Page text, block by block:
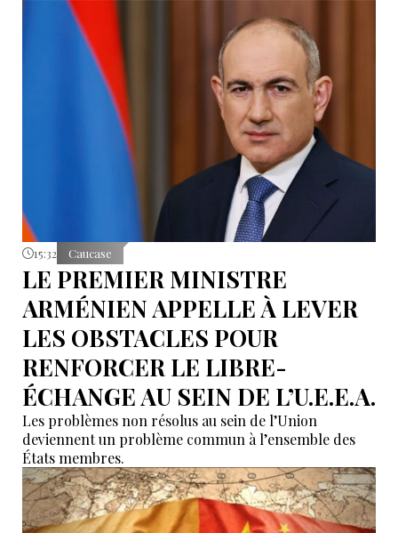
15:32 Caucase
LE PREMIER MINISTRE
ARMÉNIEN APPELLE À LEVER
LES OBSTACLES POUR
RENFORCER LE LIBRE-
ÉCHANGE AU SEIN DE L’U.E.E.A.
Les problèmes non résolus au sein de l’Union
deviennent un problème commun à l’ensemble des
États membres.